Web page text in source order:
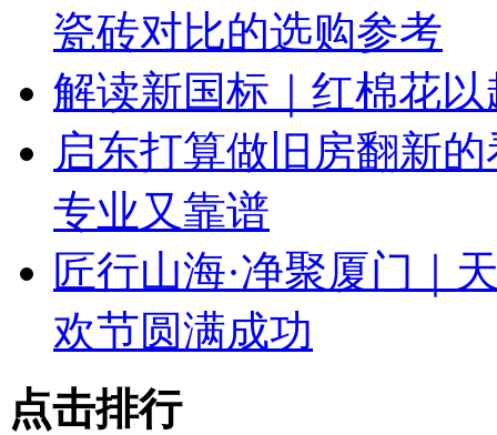
瓷砖对比的选购参考
解读新国标｜红棉花
启东打算做旧房翻新
专业又靠谱
匠行山海·净聚厦门｜
欢节圆满成功
点击排行